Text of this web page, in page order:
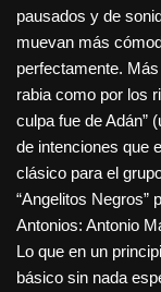
pausados y de
muevan más
perfectamente.
rabia como por los
culpa fue de Adán”
de intenciones que
clásico para el
“Angelitos Negros”
Antonios: Antonio
Lo que en un
básico sin nada